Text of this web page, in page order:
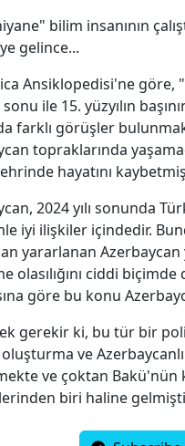
bilim insanının
gelince...
Ansiklopedisi'ne göre,
sonu ile 15. yüzyılın
farklı görüşler
topraklarında
hayatını
2024 yılı sonunda
iyi ilişkiler içindedir.
yararlanan Azerbaycan
olasılığını ciddi
göre bu konu
gerekir ki, bu tür bir
ve
ve çoktan Bakü'nün
biri haline